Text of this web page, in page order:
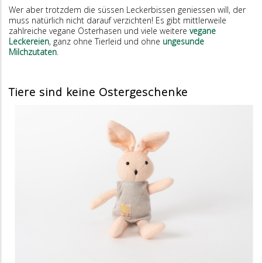
Wer aber trotzdem die süssen Leckerbissen geniessen will, der
muss natürlich nicht darauf verzichten! Es gibt mittlerweile
zahlreiche vegane Osterhasen und viele weitere vegane
Leckereien, ganz ohne Tierleid und ohne ungesunde
Milchzutaten.
Tiere sind keine Ostergeschenke